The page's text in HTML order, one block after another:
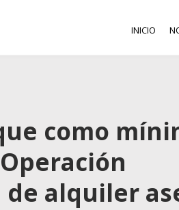
INICIO
como
de alquiler